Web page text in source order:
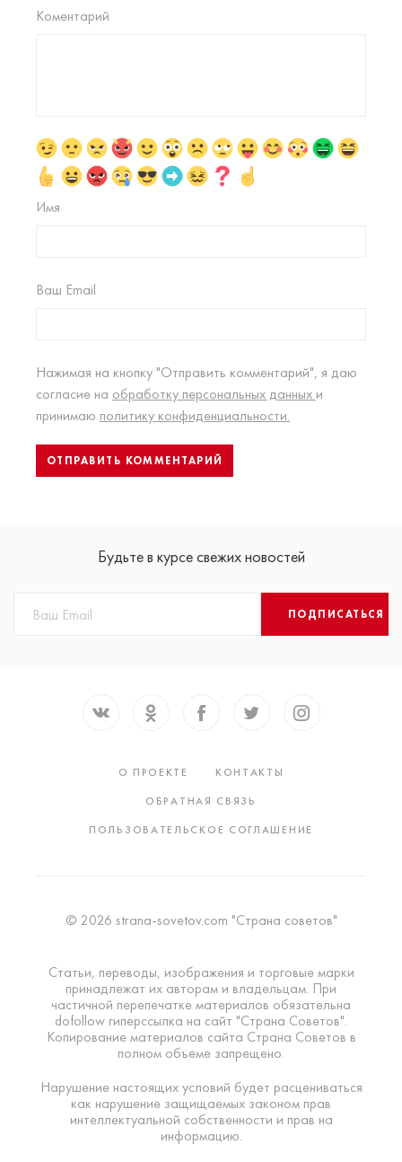
Коментарий
Имя
Ваш Email
Нажимая на кнопку "Отправить комментарий", я даю
согласие на обработку персональных данных и
принимаю политику конфиденциальности.
Будьте в курсе свежих новостей
ПОДПИСАТЬСЯ
О ПРОЕКТЕ
КОНТАКТЫ
ОБРАТНАЯ СВЯЗЬ
ПОЛЬЗОВАТЕЛЬСКОЕ СОГЛАШЕНИЕ
© 2026 strana-sovetov.com "Страна советов"
Статьи, переводы, изображения и торговые марки
принадлежат их авторам и владельцам. При
частичной перепечатке материалов обязательна
dofollow гиперссылка на сайт "Страна Советов".
Копирование материалов сайта Страна Советов в
полном объеме запрещено.
Нарушение настоящих условий будет расцениваться
как нарушение защищаемых законом прав
интеллектуальной собственности и прав на
информацию.